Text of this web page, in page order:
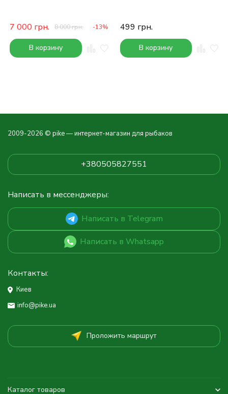
7 000 грн. 8 000грн. -13%
В корзину
499 грн.
В корзину
2009-2026 © pike — интернет-магазин для рыбаков
+380505827551
Написать в мессенджеры:
Написать в Telegram
Написать в Whatsapp
Контакты:
Киев
info@pike.ua
Проложить маршрут
Каталог товаров